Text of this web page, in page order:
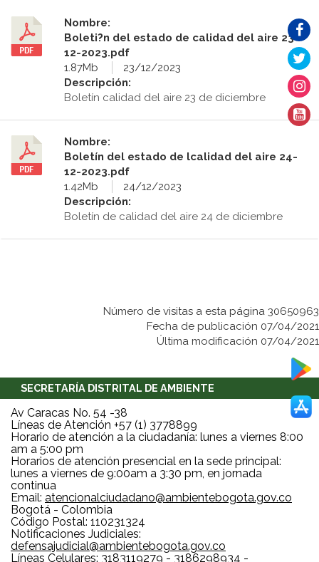
Nombre:
Boleti?n del estado de calidad del aire 23-
12-2023.pdf
1.87Mb
23/12/2023
Descripción:
Boletín calidad del aire 23 de diciembre
Nombre:
Boletín del estado de lcalidad del aire 24-
12-2023.pdf
1.42Mb
24/12/2023
Descripción:
Boletín de calidad del aire 24 de diciembre
Número de visitas a esta página 30650963
Fecha de publicación 07/04/2021
Última modificación 07/04/2021
SECRETARÍA DISTRITAL DE AMBIENTE
Av Caracas No. 54 -38
Líneas de Atención +57 (1) 3778899
Horario de atención a la ciudadanía: lunes a viernes 8:00
am a 5:00 pm
Horarios de atención presencial en la sede principal:
lunes a viernes de 9:00am a 3:30 pm, en jornada
continua
Email: atencionalciudadano@ambientebogota.gov.co
Bogotá - Colombia
Código Postal: 110231324
Notificaciones Judiciales:
defensajudicial@ambientebogota.gov.co
Líneas Celulares: 3183119279 - 3186298934 -